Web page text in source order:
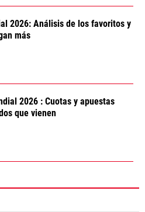
2026: Análisis de los favoritos y
más
2026 : Cuotas y apuestas
que vienen